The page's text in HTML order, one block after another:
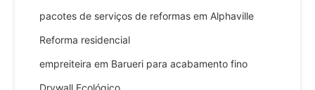
pacotes de serviços de reformas em Alphaville
Reforma residencial
empreiteira em Barueri para acabamento fino
Drywall Ecológico